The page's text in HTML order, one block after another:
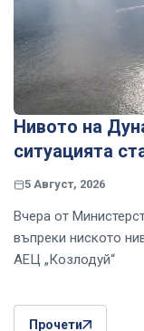
Нивото на
ситуацията
5 Август, 2026
Вчера от
въпреки ниското
АЕЦ „Козлодуй“
Прочети